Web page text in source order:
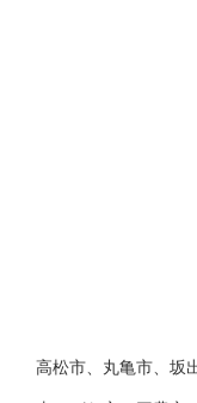
高松市、丸亀市、坂